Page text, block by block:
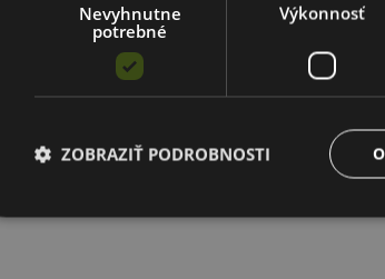
Nevyhnutne
potrebné
Výkonnosť
ZOBRAZIŤ PODROBNOSTI